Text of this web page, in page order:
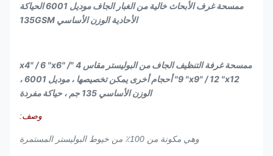
ممسحة غرف الأبحاث خالية من الغبار الجاف موديل 6001 الحياكة
الأحادية الوزن الأساسي 135GSM
ممسحة غرفة التنظيف الجاف من البوليستر مقاس 4 "x4" / 6 "x6" /
9 "x9" / 12 "x12" أحجام أخرى يمكن تخصيصها ، موديل 6001 ،
الوزن الأساسي 135 جم ، حياكة مفردة
وصف:
وهي مكونة من 100٪ من خيوط البوليستر المستمرة